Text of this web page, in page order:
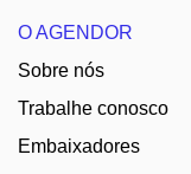
O AGENDOR
Sobre nós
Trabalhe conosco
Embaixadores